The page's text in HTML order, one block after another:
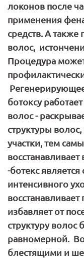
локонов после
применения
средств. А
волос,
Процедура
ботоксу
волос -
структуры
участки, тем
-ботекс
интенсивного
избавляет от
структуру
равномерной.
блестящими и